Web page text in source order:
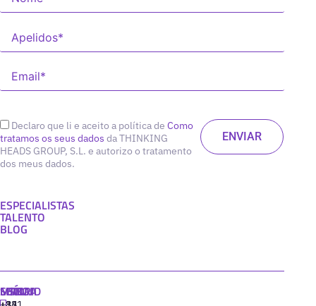
Declaro que li e aceito a política de Como
tratamos os seus dados da THINKING
HEADS GROUP, S.L. e autorizo o tratamento
dos meus dados.
ESPECIALISTAS
TALENTO
BLOG
MADRID
MIAMI
SEÚL
LISBOA